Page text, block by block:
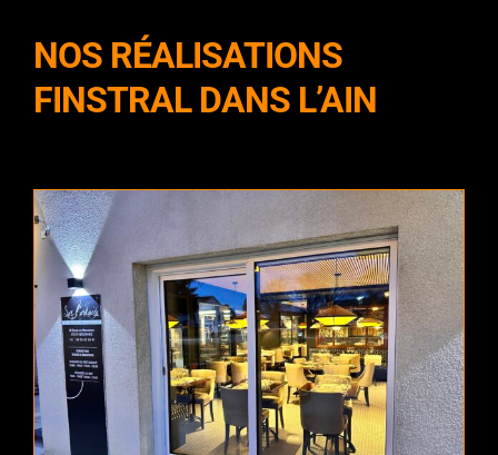
NOS RÉALISATIONS
FINSTRAL DANS L’AIN